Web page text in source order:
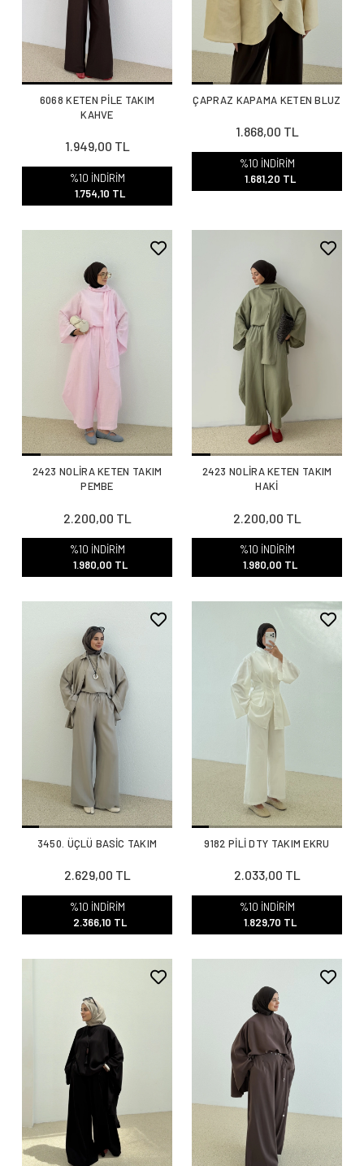
6068 KETEN PİLE TAKIM
KAHVE
1.949,00 TL
%10 İNDİRİM
1.754,10 TL
ÇAPRAZ KAPAMA KETEN BLUZ
1.868,00 TL
%10 İNDİRİM
1.681,20 TL
2423 NOLİRA KETEN TAKIM
PEMBE
2.200,00 TL
%10 İNDİRİM
1.980,00 TL
2423 NOLİRA KETEN TAKIM
HAKİ
2.200,00 TL
%10 İNDİRİM
1.980,00 TL
3450. ÜÇLÜ BASİC TAKIM
2.629,00 TL
%10 İNDİRİM
2.366,10 TL
9182 PİLİ DTY TAKIM EKRU
2.033,00 TL
%10 İNDİRİM
1.829,70 TL